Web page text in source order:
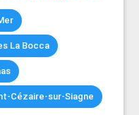
La Bocca
Cézaire-sur-Siagne